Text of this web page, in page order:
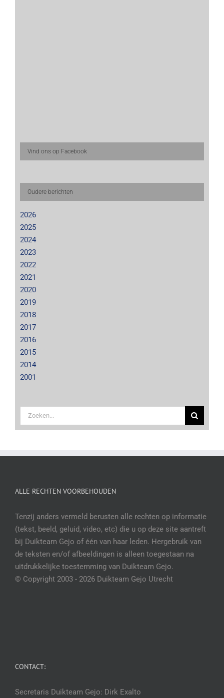
Vind ons op Facebook
Oudere berichten
2026
2025
2024
2023
2022
2021
2020
2019
2018
2017
2016
2015
2014
2001
Zoeken
naar:
ALLE RECHTEN VOORBEHOUDEN
Tenzij anders vermeld berusten alle rechten op informatie
(tekst, beeld, geluid, video, etc) die u op deze site aantreft
bij Duikteam Gejo of één van haar leden. Hergebruik van
de teksten en/of afbeeldingen is alleen toegestaan na
uitdrukkelijke toestemming van Duikteam Gejo.
© Copyright 2003 - 2026 Duikteam Gejo Utrecht
CONTACT:
Secretaris Duikteam Gejo: Dirk Exalto